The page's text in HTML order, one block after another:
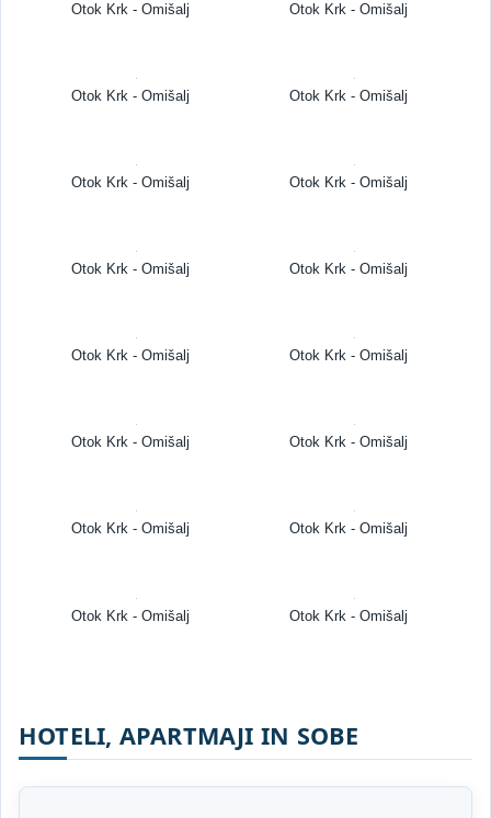
Otok Krk - Omišalj Otok Krk - Omišalj
Otok Krk - Omišalj Otok Krk - Omišalj
Otok Krk - Omišalj Otok Krk - Omišalj
Otok Krk - Omišalj Otok Krk - Omišalj
Otok Krk - Omišalj Otok Krk - Omišalj
Otok Krk - Omišalj Otok Krk - Omišalj
Otok Krk - Omišalj Otok Krk - Omišalj
Otok Krk - Omišalj Otok Krk - Omišalj
HOTELI, APARTMAJI IN SOBE